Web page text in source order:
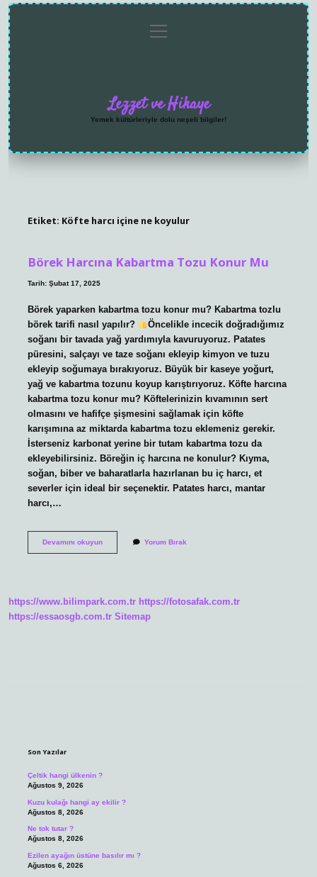
menüyü
aç
Lezzet ve Hikaye
Yemek kültürleriyle dolu neşeli bilgiler!
Etiket: Köfte harcı içine ne koyulur
Börek Harcına Kabartma Tozu Konur Mu
Tarih: Şubat 17, 2025
Börek yaparken kabartma tozu konur mu? Kabartma tozlu
börek tarifi nasıl yapılır?
Öncelikle incecik doğradığımız
soğanı bir tavada yağ yardımıyla kavuruyoruz. Patates
püresini, salçayı ve taze soğanı ekleyip kimyon ve tuzu
ekleyip soğumaya bırakıyoruz. Büyük bir kaseye yoğurt,
yağ ve kabartma tozunu koyup karıştırıyoruz. Köfte harcına
kabartma tozu konur mu? Köftelerinizin kıvamının sert
olmasını ve hafifçe şişmesini sağlamak için köfte
karışımına az miktarda kabartma tozu eklemeniz gerekir.
İsterseniz karbonat yerine bir tutam kabartma tozu da
ekleyebilirsiniz. Böreğin iç harcına ne konulur? Kıyma,
soğan, biber ve baharatlarla hazırlanan bu iç harcı, et
severler için ideal bir seçenektir. Patates harcı, mantar
harcı,…
Devamını okuyunBörek
Yorum Bırak
https://www.bilimpark.com.tr https://fotosafak.com.tr
https://essaosgb.com.tr Sitemap
Son Yazılar
Çeltik hangi ülkenin ?
Ağustos 9, 2026
Kuzu kulağı hangi ay ekilir ?
Ağustos 8, 2026
Ne tok tutar ?
Ağustos 8, 2026
Ezilen ayağın üstüne basılır mı ?
Ağustos 6, 2026